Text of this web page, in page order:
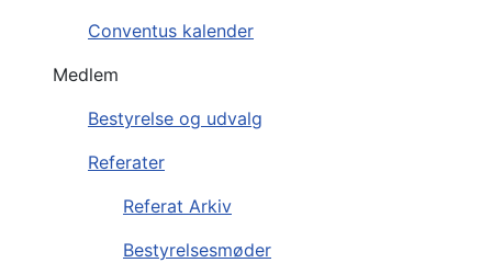
Conventus kalender
Medlem
Bestyrelse og udvalg
Referater
Referat Arkiv
Bestyrelsesmøder